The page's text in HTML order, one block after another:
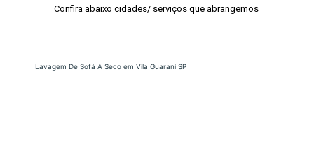
Confira abaixo cidades/ serviços que abrangemos
Lavagem De Sofá A Seco em Vila Guarani SP